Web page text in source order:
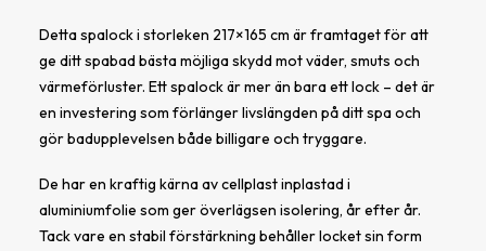
Detta spalock i storleken 217×165 cm är framtaget för att
ge ditt spabad bästa möjliga skydd mot väder, smuts och
värmeförluster. Ett spalock är mer än bara ett lock – det är
en investering som förlänger livslängden på ditt spa och
gör badupplevelsen både billigare och tryggare.
De har en kraftig kärna av cellplast inplastad i
aluminiumfolie som ger överlägsen isolering, år efter år.
Tack vare en stabil förstärkning behåller locket sin form